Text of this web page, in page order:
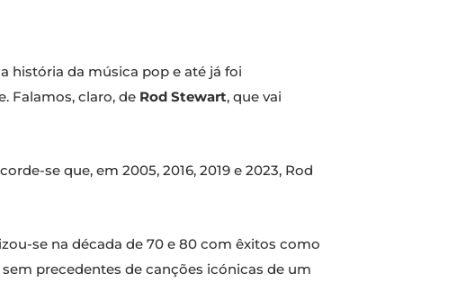
história da música pop e até já foi
Falamos, claro, de Rod Stewart, que vai
se que, em 2005, 2016, 2019 e 2023, Rod
se na década de 70 e 80 com êxitos como
sem precedentes de canções icónicas de um